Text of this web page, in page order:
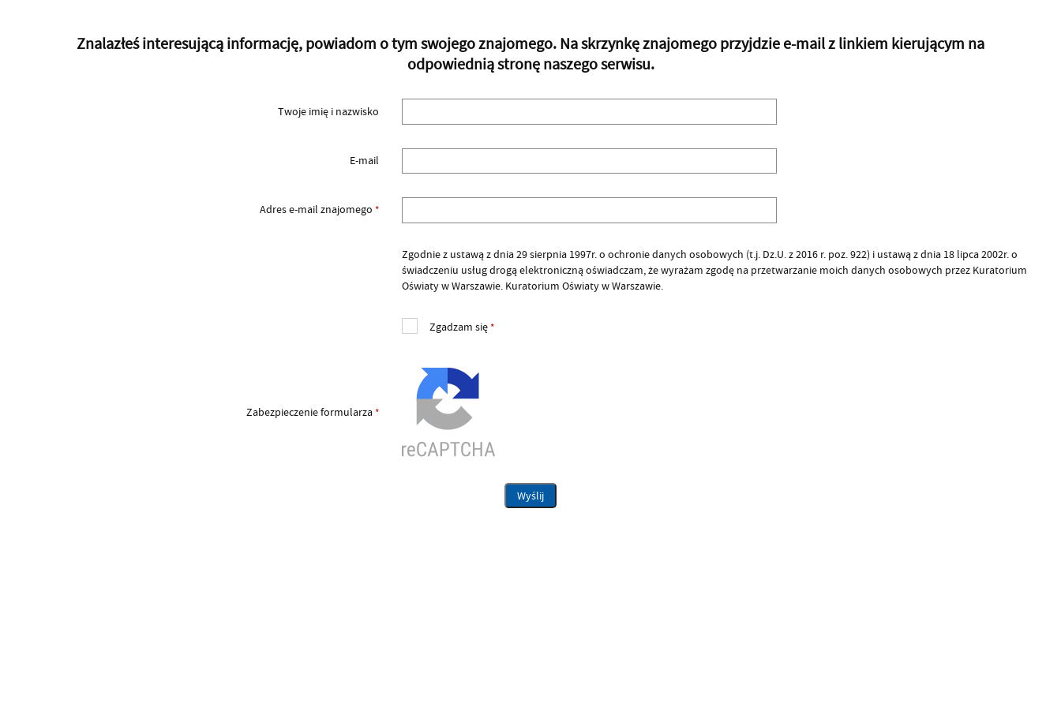
Znalazłeś interesującą informację, powiadom o tym swojego znajomego. Na skrzynkę znajomego przyjdzie e-mail z linkiem kierującym na
odpowiednią stronę naszego serwisu.
Twoje imię i nazwisko
E-mail
Adres e-mail znajomego *
Zgodnie z ustawą z dnia 29 sierpnia 1997r. o ochronie danych osobowych (t.j. Dz.U. z 2016 r. poz. 922) i ustawą z dnia 18 lipca 2002r. o
świadczeniu usług drogą elektroniczną oświadczam, że wyrażam zgodę na przetwarzanie moich danych osobowych przez Kuratorium
Oświaty w Warszawie. Kuratorium Oświaty w Warszawie.
Zgadzam się*
Zabezpieczenie formularza*